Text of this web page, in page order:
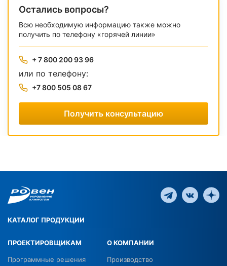
Остались вопросы?
Всю необходимую информацию также можно
получить по телефону «горячей линии»
+ 7 800 200 93 96
или по телефону:
+7 800 505 08 67
Получить консультацию
КАТАЛОГ ПРОДУКЦИИ
ПРОЕКТИРОВЩИКАМ
Программные решения
О КОМПАНИИ
Производство